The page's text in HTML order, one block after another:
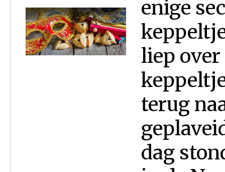
enige
liep
terug
dag